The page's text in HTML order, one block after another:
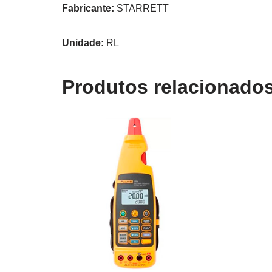
Fabricante: STARRETT
Unidade: RL
Produtos